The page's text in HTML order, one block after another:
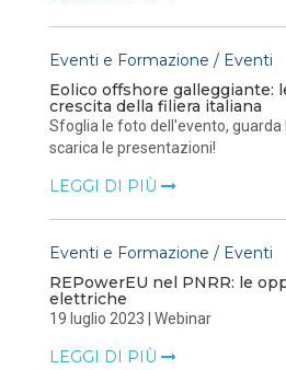
Eventi e Formazione / Eventi
Eolico offshore galleggiante:
crescita della filiera italiana
Sfoglia le foto dell'evento,
scarica le presentazioni!
LEGGI DI PIÙ
Eventi e Formazione / Eventi
REPowerEU nel PNRR: le
elettriche
19 luglio 2023 | Webinar
LEGGI DI PIÙ